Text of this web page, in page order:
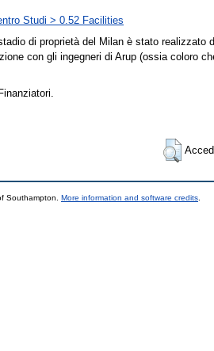
Studi > 0.52 Facilities
di proprietà del Milan è stato realizzato
con gli ingegneri di Arup (ossia coloro
Southampton. More information and software credits